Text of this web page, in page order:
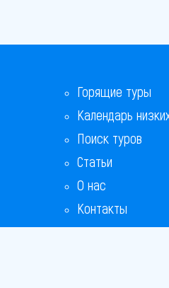
Горящие туры
Календарь
Поиск туров
Статьи
О нас
Контакты
Бонусная